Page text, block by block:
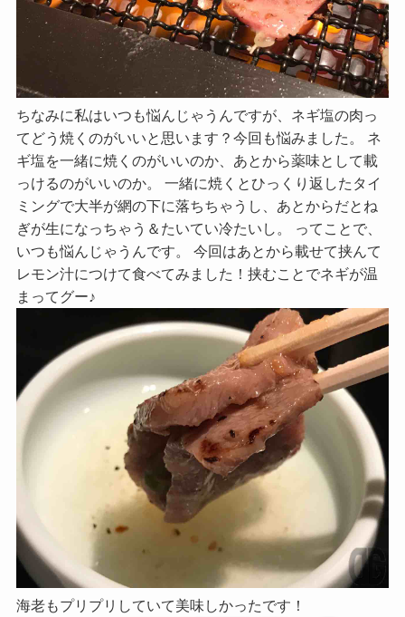
ちなみに私はいつも悩んじゃうんですが、ネギ塩の肉っ
てどう焼くのがいいと思います？今回も悩みました。 ネ
ギ塩を一緒に焼くのがいいのか、あとから薬味として載
っけるのがいいのか。 一緒に焼くとひっくり返したタイ
ミングで大半が網の下に落ちちゃうし、あとからだとね
ぎが生になっちゃう＆たいてい冷たいし。 ってことで、
いつも悩んじゃうんです。 今回はあとから載せて挟んて
レモン汁につけて食べてみました！挟むことでネギが温
まってグー♪
海老もプリプリしていて美味しかったです！